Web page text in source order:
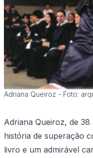
Adriana Queiroz - Foto:
Adriana Queiroz, de
história de superação
livro e um admirável